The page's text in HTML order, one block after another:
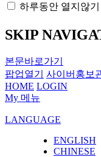
하루동안 열지않기
SKIP
본문바로가기
팝업열기
사이버홍보
HOME LOGIN
My 메뉴
LANGUAGE
ENGLISH
CHINESE